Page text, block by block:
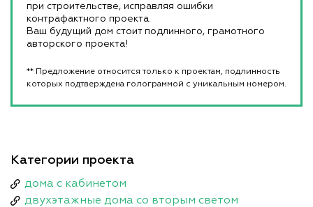
при строительстве, исправляя ошибки
контрафактного проекта.
Ваш будущий дом стоит подлинного, грамотного
авторского проекта!
** Предложение относится только к проектам, подлинность
которых подтверждена голограммой с уникальным номером.
Категории проекта
дома с кабинетом
двухэтажные дома со вторым светом